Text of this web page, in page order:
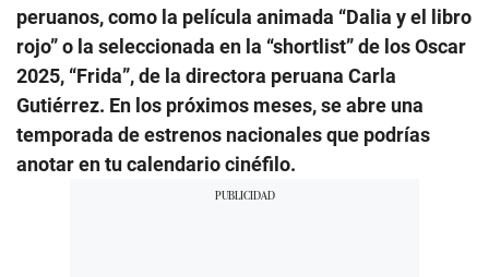
peruanos, como la película animada “Dalia y el libro
rojo” o la seleccionada en la “shortlist” de los Oscar
2025, “Frida”, de la directora peruana Carla
Gutiérrez. En los próximos meses, se abre una
temporada de estrenos nacionales que podrías
anotar en tu calendario cinéfilo.